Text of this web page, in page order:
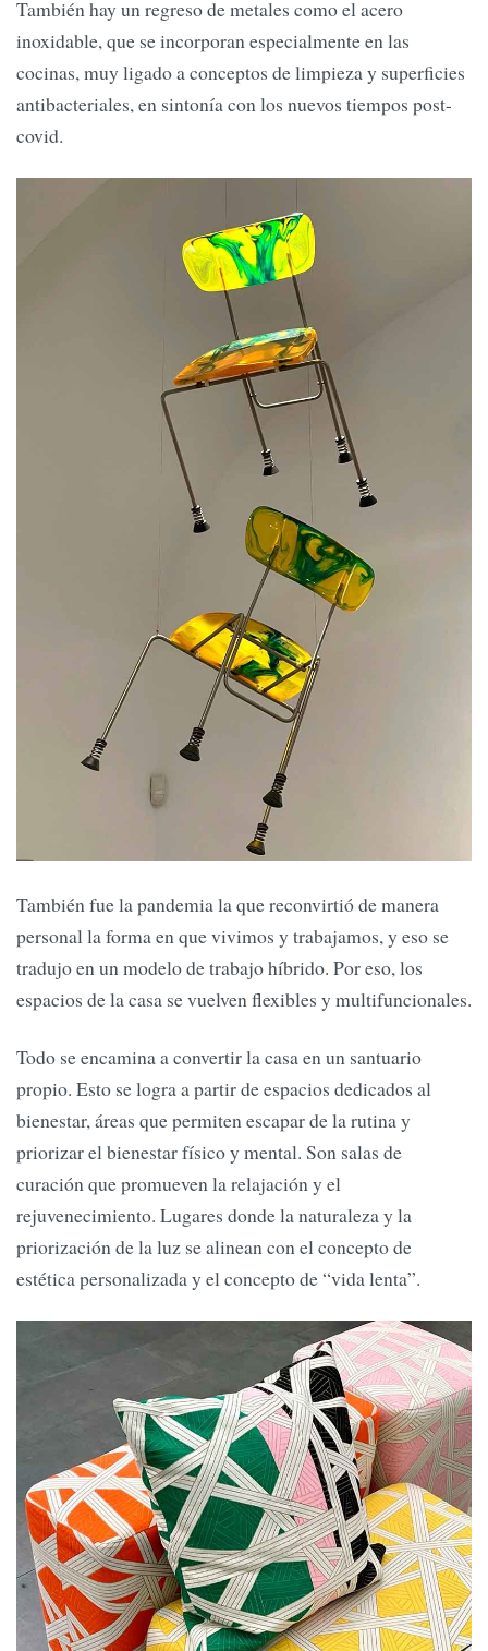
También hay un regreso de metales como el acero
inoxidable, que se incorporan especialmente en las
cocinas, muy ligado a conceptos de limpieza y superficies
antibacteriales, en sintonía con los nuevos tiempos post-
covid.
También fue la pandemia la que reconvirtió de manera
personal la forma en que vivimos y trabajamos, y eso se
tradujo en un modelo de trabajo híbrido. Por eso, los
espacios de la casa se vuelven flexibles y multifuncionales.
Todo se encamina a convertir la casa en un santuario
propio. Esto se logra a partir de espacios dedicados al
bienestar, áreas que permiten escapar de la rutina y
priorizar el bienestar físico y mental. Son salas de
curación que promueven la relajación y el
rejuvenecimiento. Lugares donde la naturaleza y la
priorización de la luz se alinean con el concepto de
estética personalizada y el concepto de “vida lenta”.